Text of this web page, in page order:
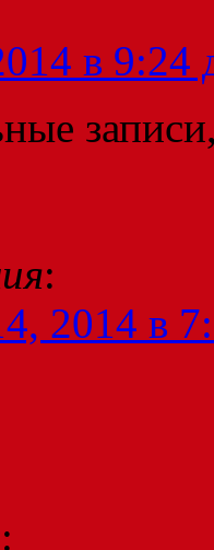
в 9:24
:
2014 в
: